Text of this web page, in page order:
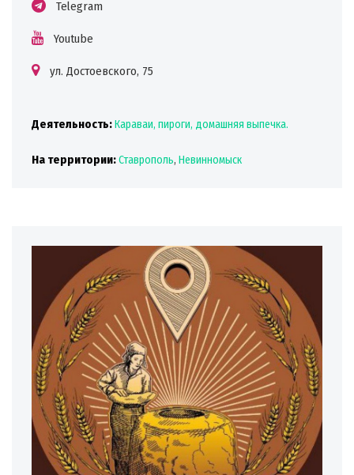
Telegram
Youtube
ул. Достоевского, 75
Деятельность:Караваи, пироги, домашняя выпечка.
На территории:Ставрополь, Невинномыск